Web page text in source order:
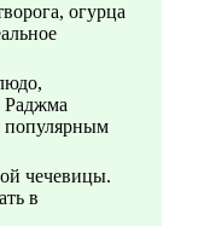
огурца
Раджма
популярным
чечевицы.
в